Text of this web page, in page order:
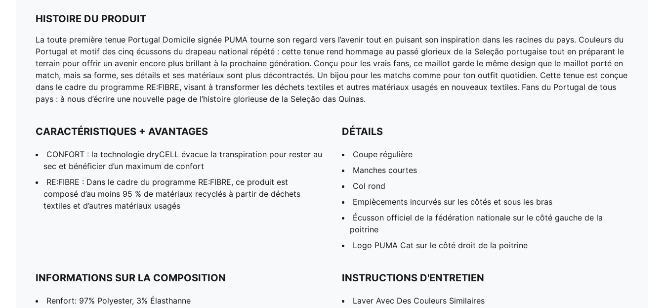
HISTOIRE DU PRODUIT
La toute première tenue Portugal Domicile signée PUMA tourne son regard vers l’avenir tout en puisant son inspiration dans les racines du pays. Couleurs du
Portugal et motif des cinq écussons du drapeau national répété : cette tenue rend hommage au passé glorieux de la Seleção portugaise tout en préparant le
terrain pour offrir un avenir encore plus brillant à la prochaine génération. Conçu pour les vrais fans, ce maillot garde le même design que le maillot porté en
match, mais sa forme, ses détails et ses matériaux sont plus décontractés. Un bijou pour les matchs comme pour ton outfit quotidien. Cette tenue est conçue
dans le cadre du programme RE:FIBRE, visant à transformer les déchets textiles et autres matériaux usagés en nouveaux textiles. Fans du Portugal de tous
pays : à nous d’écrire une nouvelle page de l’histoire glorieuse de la Seleção das Quinas.
CARACTÉRISTIQUES + AVANTAGES
CONFORT : la technologie dryCELL évacue la transpiration pour rester au
sec et bénéficier d’un maximum de confort
RE:FIBRE : Dans le cadre du programme RE:FIBRE, ce produit est
composé d’au moins 95 % de matériaux recyclés à partir de déchets
textiles et d’autres matériaux usagés
DÉTAILS
Coupe régulière
Manches courtes
Col rond
Empiècements incurvés sur les côtés et sous les bras
Écusson officiel de la fédération nationale sur le côté gauche de la
poitrine
Logo PUMA Cat sur le côté droit de la poitrine
INFORMATIONS SUR LA COMPOSITION
Renfort: 97% Polyester, 3% Élasthanne
INSTRUCTIONS D'ENTRETIEN
Laver Avec Des Couleurs Similaires